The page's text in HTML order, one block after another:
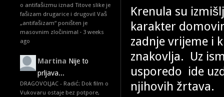
o antifašizmu iznad Titove slike je
fašizam drugarice i drugovi! Vaš
„antifašizam“ poništen je
masovnim zločinima! · 3 weeks
ago
Martina Nije to
prljava...
DRAGOVOLJAC - Radić: Dok film o
Vukovaru ostaje bez potpore,
Krenula su
karakter
zadnje vrijeme i
znakovlja. Uz
usporedo ide
njihovih žrtava.